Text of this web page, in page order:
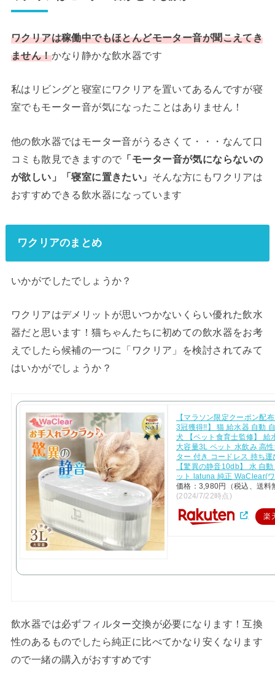
ワクリアは稼働中でもほとんどモーター音が聞こえてき
ません！かなり静かな飲水器です
私はリビングと寝室にワクリアを置いてあるんですが寝
室でもモーター音が気になったことはありません！
他の飲水器ではモーター音がうるさくて・・・なんて口
コミも散見できますので 「モーター音が気にならないの
が欲しい」「寝室に置きたい」 そんな方にもワクリアは
おすすめできる飲水器になっています
ワクリアのまとめ
いかがでしたでしょうか？
ワクリアはデメリットが思いつかないくらい優れた飲水
器だと思います！猫ちゃんたちに初めての飲水器をお考
えでしたら候補の一つに「ワクリア」を検討されてみて
はいかがでしょうか？
【マラソン限定クーポン配
3冠獲得!!】 猫 給水器 自動
犬 【ペット食育士監修】 給
大容量3L ペット 水飲み 高
ター 付き コードレス 持ち運
【驚異の静音10db】 水 自
ット latuna 純正 WaClear(
価格：3,980円（税込、送料
(2024/7/22時点)
楽
飲水器では必ずフィルター交換が必要になります！互換
性のあるものでしたら純正に比べてかなり安くなります
ので一緒の購入がおすすめです